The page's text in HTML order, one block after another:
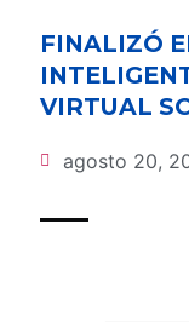
FINALIZÓ
VIRTUAL
agosto 20,